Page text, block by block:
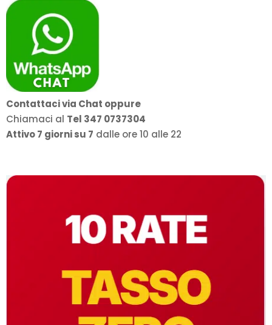
Contattaci via Chat oppure
Chiamaci al Tel 347 0737304
Attivo 7 giorni su 7 dalle ore 10 alle 22